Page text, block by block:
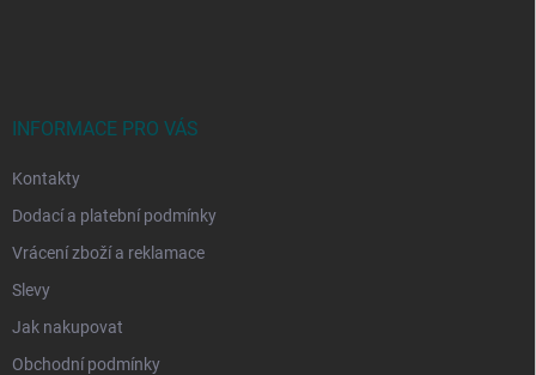
INFORMACE PRO VÁS
Kontakty
Dodací a platební podmínky
Vrácení zboží a reklamace
Slevy
Jak nakupovat
Obchodní podmínky